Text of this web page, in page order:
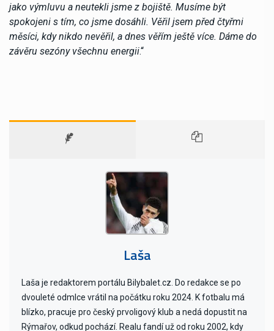
jako výmluvu a neutekli jsme z bojiště. Musíme být
spokojeni s tím, co jsme dosáhli. Věřil jsem před čtyřmi
měsíci, kdy nikdo nevěřil, a dnes věřím ještě více. Dáme do
závěru sezóny všechnu energii.“
Laša
Laša je redaktorem portálu Bilybalet.cz. Do redakce se po
dvouleté odmlce vrátil na počátku roku 2024. K fotbalu má
blízko, pracuje pro český prvoligový klub a nedá dopustit na
Rýmařov, odkud pochází. Realu fandí už od roku 2002, kdy